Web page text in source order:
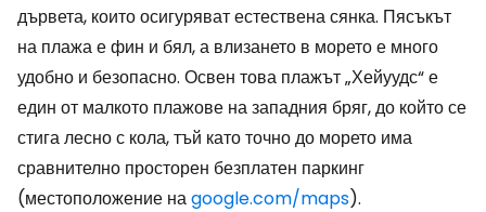
дървета, които осигуряват естествена сянка. Пясъкът
на плажа е фин и бял, а влизането в морето е много
удобно и безопасно. Освен това плажът „Хейуудс“ е
един от малкото плажове на западния бряг, до който се
стига лесно с кола, тъй като точно до морето има
сравнително просторен безплатен паркинг
(местоположение наgoogle.com/maps).